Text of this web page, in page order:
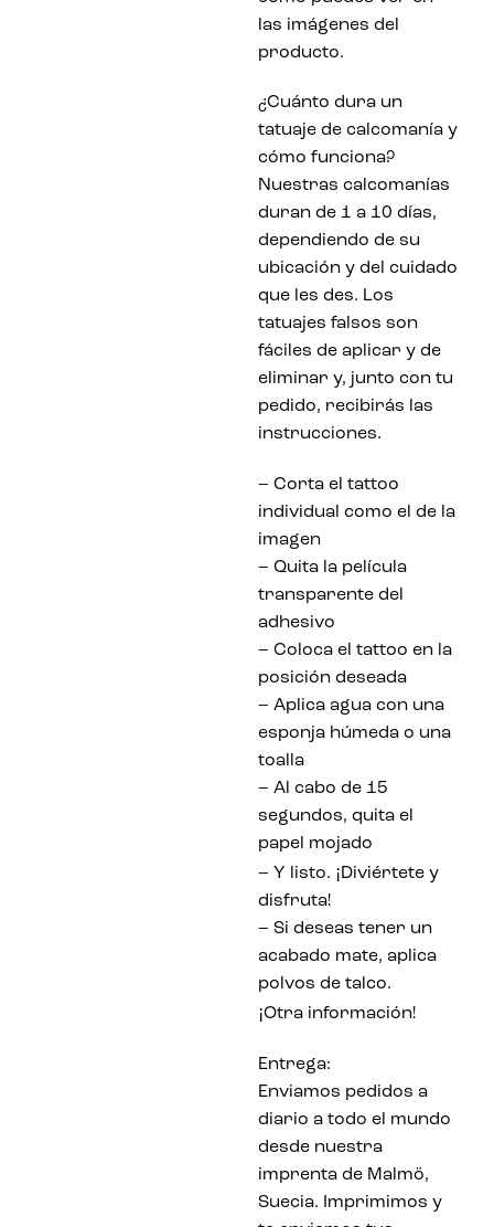
las imágenes del
producto.
¿Cuánto dura un
tatuaje de calcomanía y
cómo funciona?
Nuestras calcomanías
duran de 1 a 10 días,
dependiendo de su
ubicación y del cuidado
que les des. Los
tatuajes falsos son
fáciles de aplicar y de
eliminar y, junto con tu
pedido, recibirás las
instrucciones.
– Corta el tattoo
individual como el de la
imagen
– Quita la película
transparente del
adhesivo
– Coloca el tattoo en la
posición deseada
– Aplica agua con una
esponja húmeda o una
toalla
– Al cabo de 15
segundos, quita el
papel mojado
– Y listo. ¡Diviértete y
disfruta!
– Si deseas tener un
acabado mate, aplica
polvos de talco.
¡Otra información!
Entrega:
Enviamos pedidos a
diario a todo el mundo
desde nuestra
imprenta de Malmö,
Suecia. Imprimimos y